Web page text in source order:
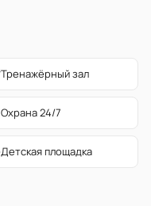
Тренажёрный зал
Охрана 24/7
Детская площадка